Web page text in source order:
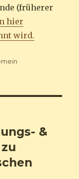
(früherer
hier
wird.
&